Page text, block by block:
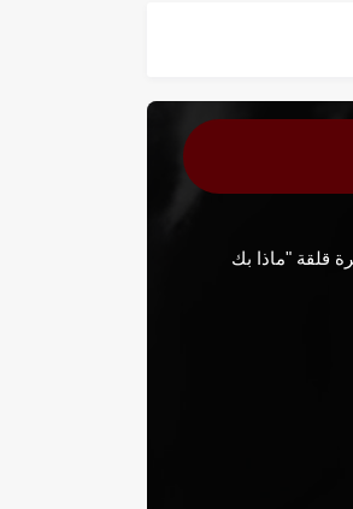
بنبرة قلقة "ماذا بك